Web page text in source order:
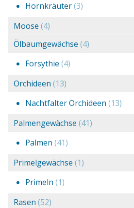
Hornkräuter(3)
Moose (4)
Ölbaumgewächse (4)
Forsythie (4)
Orchideen (13)
Nachtfalter Orchideen (13)
Palmengewächse (41)
Palmen (41)
Primelgewächse (1)
Primeln (1)
Rasen (52)